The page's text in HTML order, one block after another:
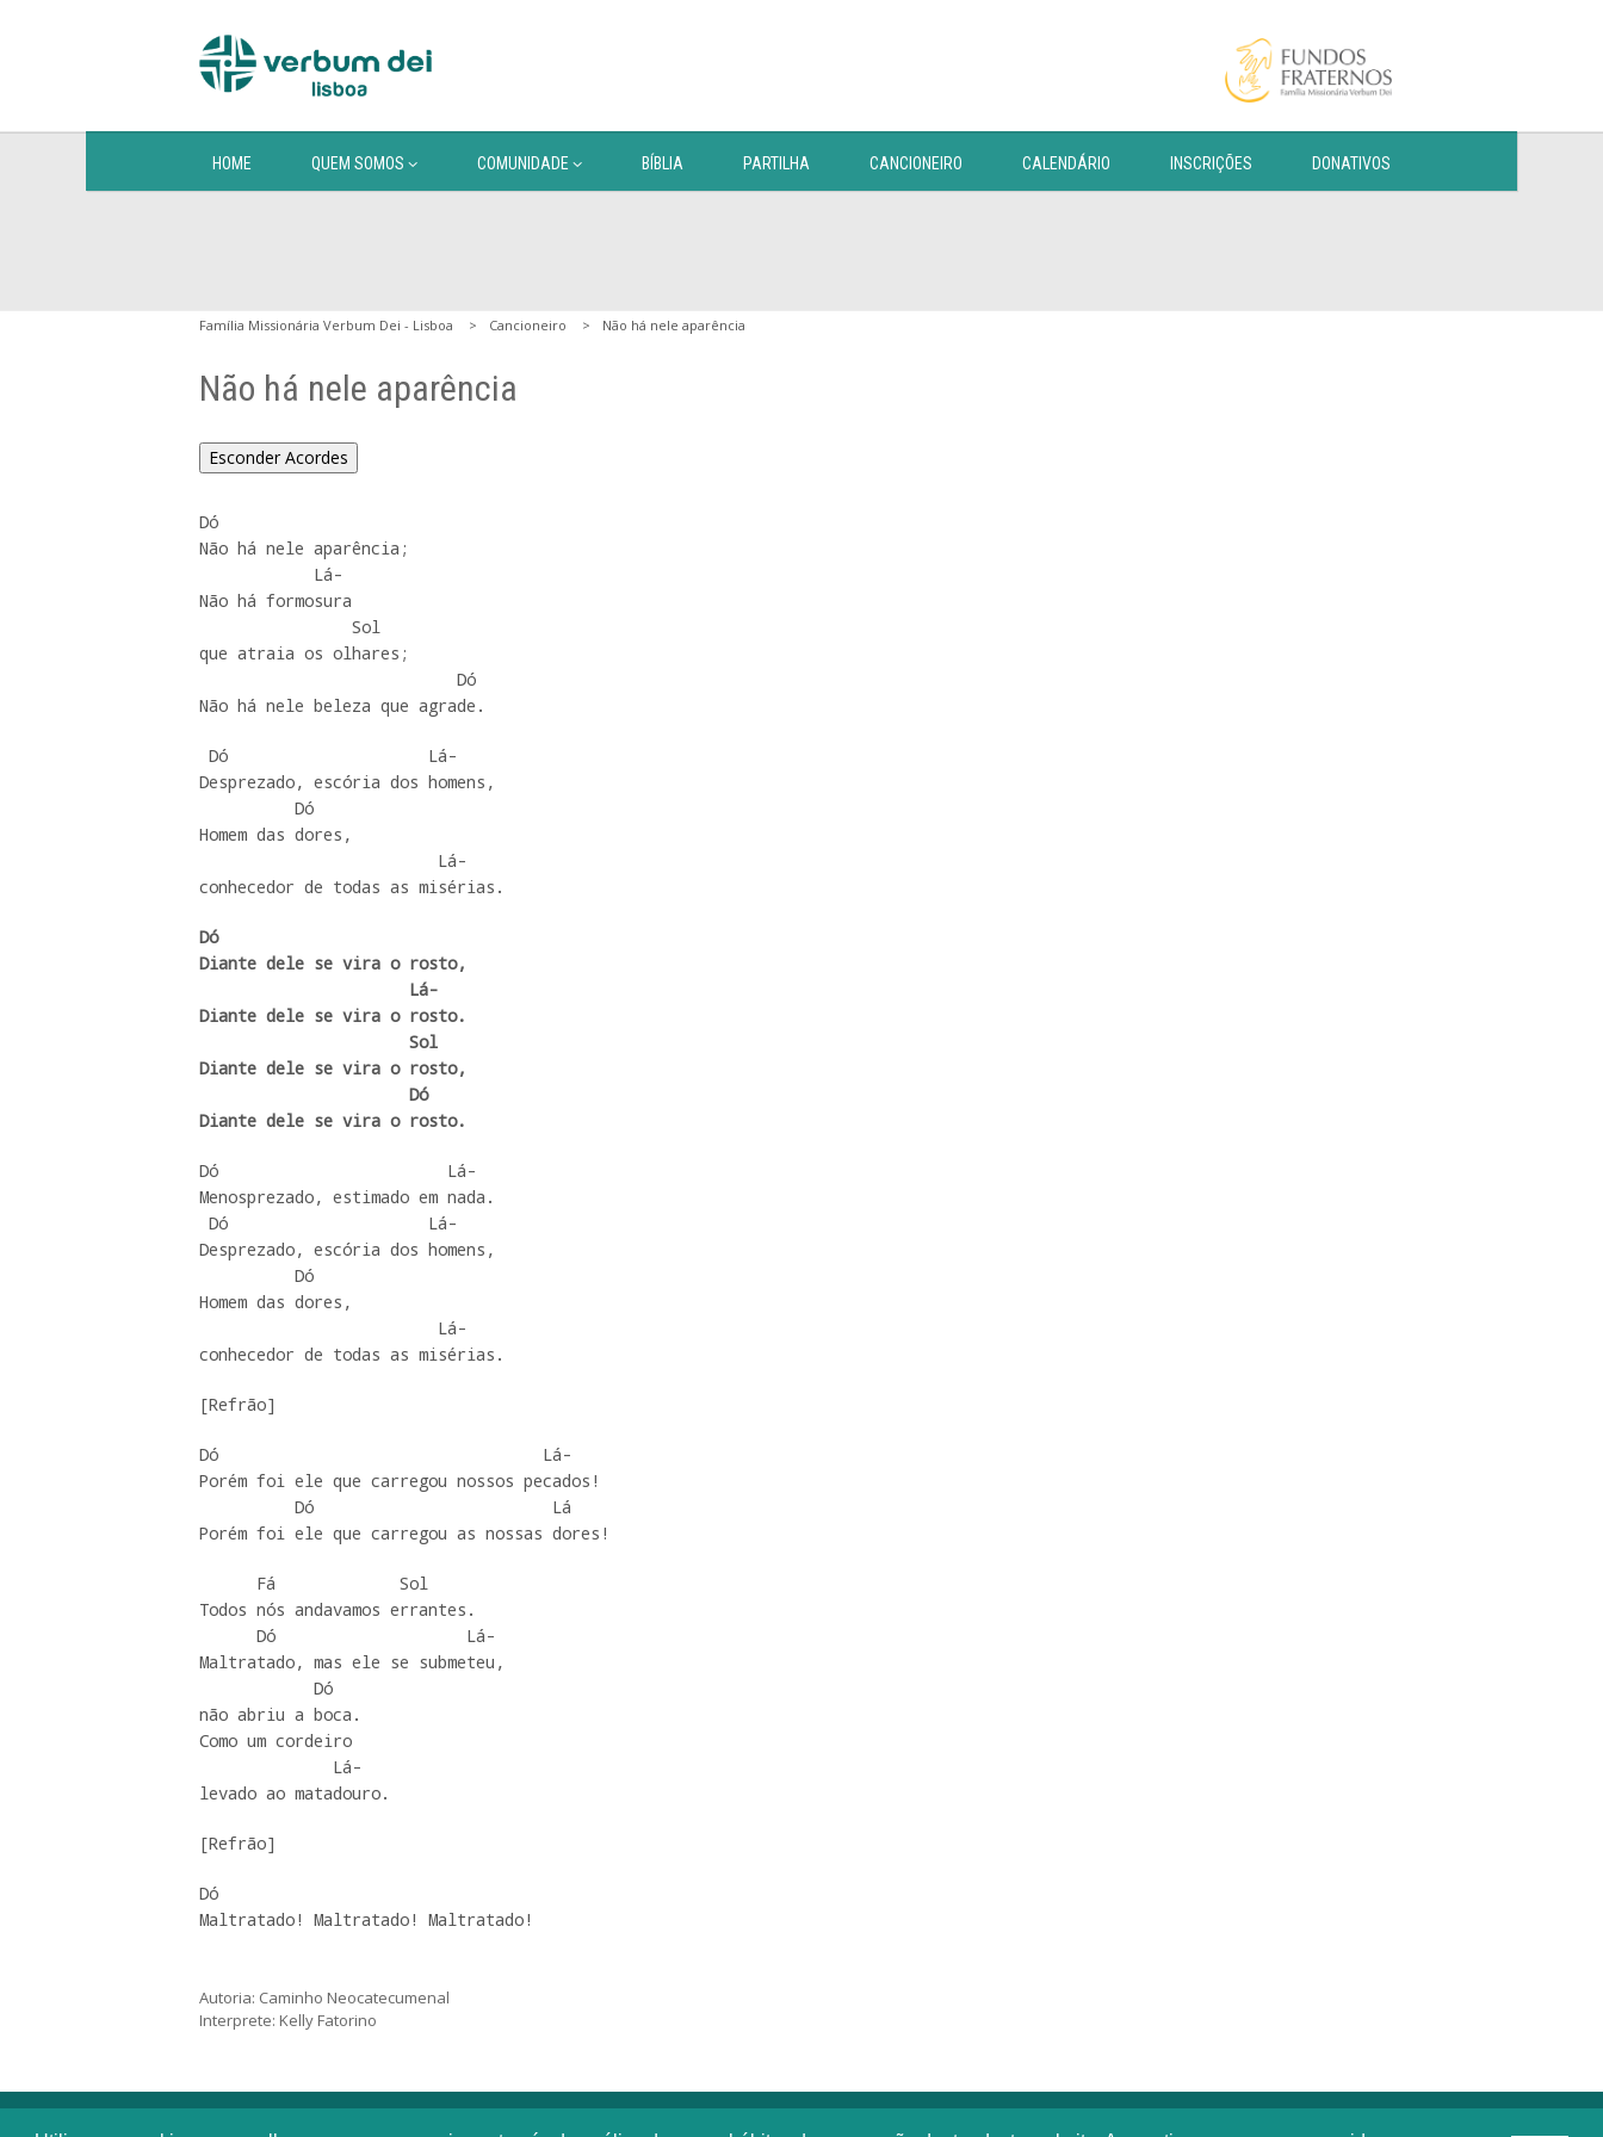
HOME QUEM SOMOS COMUNIDADE BÍBLIA PARTILHA CANCIONEIRO CALENDÁRIO INSCRIÇÕES DONATIVOS
Família Missionária Verbum Dei - Lisboa Cancioneiro Não há nele aparência
Não há nele aparência
Esconder Acordes
Dó
Não há nele aparência;
Não há formosura
que atraia os olhares;
Não há nele beleza que agrade.
Desprezado, escória dos homens,
Homem das dores,
conhecedor de todas as misérias.
Dó
Diante dele se vira o rosto,
Diante dele se vira o rosto.
Diante dele se vira o rosto,
Diante dele se vira o rosto.
Dó                        Lá-
Menosprezado, estimado em nada.
Desprezado, escória dos homens,
Homem das dores,
conhecedor de todas as misérias.
[Refrão]
Dó                                  Lá-
Porém foi ele que carregou nossos pecados!
Porém foi ele que carregou as nossas dores!
Todos nós andavamos errantes.
Maltratado, mas ele se submeteu,
não abriu a boca.
Como um cordeiro
levado ao matadouro.
[Refrão]
Dó
Maltratado! Maltratado! Maltratado!
Autoria: Caminho Neocatecumenal
Interprete: Kelly Fatorino